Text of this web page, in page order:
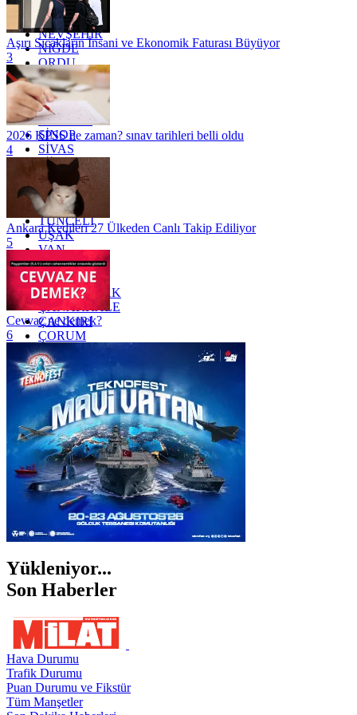
MUĞLA
MUŞ
NEVŞEHİR
NİĞDE
ORDU
OSMANİYE
RİZE
SAKARYA
SAMSUN
SİNOP
SİVAS
SİİRT
TEKİRDAĞ
TOKAT
TRABZON
TUNCELİ
UŞAK
VAN
YALOVA
YOZGAT
ZONGULDAK
ÇANAKKALE
ÇANKIRI
ÇORUM
İSTANBUL
İZMİR
ŞANLIURFA
ŞIRNAK
Aşırı Sıcakların İnsani ve Ekonomik Faturası Büyüyor
3
2026 KPSS ne zaman? sınav tarihleri belli oldu
4
Ankara Kedileri 27 Ülkeden Canlı Takip Ediliyor
5
Cevvaz ne demek?
6
Yükleniyor...
Son Haberler
Hava Durumu
Trafik Durumu
Puan Durumu ve Fikstür
Tüm Manşetler